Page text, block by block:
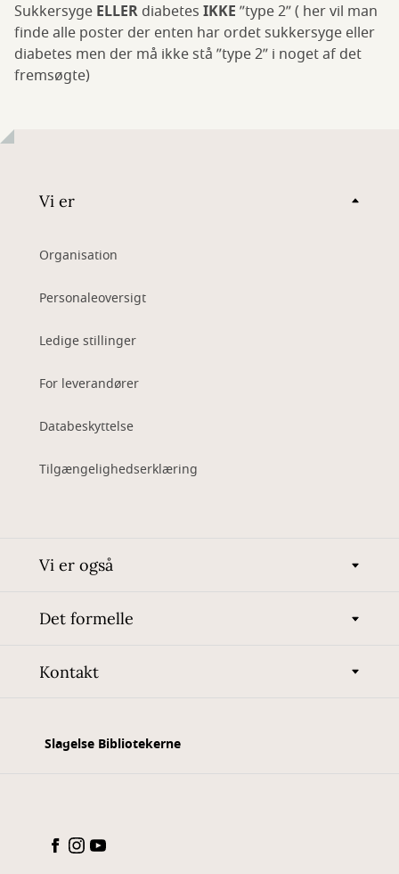
Sukkersyge ELLER diabetes IKKE ”type 2” ( her vil man
finde alle poster der enten har ordet sukkersyge eller
diabetes men der må ikke stå ”type 2” i noget af det
fremsøgte)
Vi er
Organisation
Personaleoversigt
Ledige stillinger
For leverandører
Databeskyttelse
Tilgængelighedserklæring
Vi er også
Det formelle
Kontakt
Slagelse Bibliotekerne